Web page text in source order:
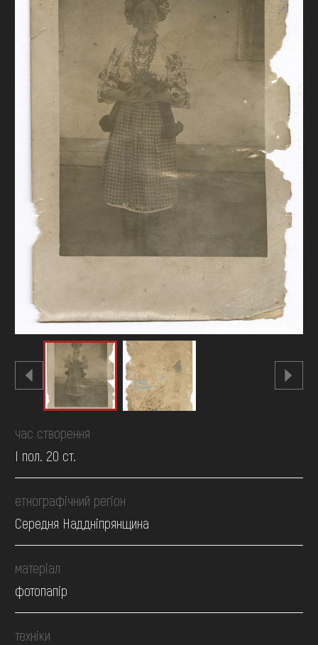
ОНЛАЙН-КРАМНИЦЯ
ПІДТРИМАТИ
час створення
І пол. 20 ст.
етнографічний регіон
Середня Наддніпрянщина
матеріал
фотопапір
техніки